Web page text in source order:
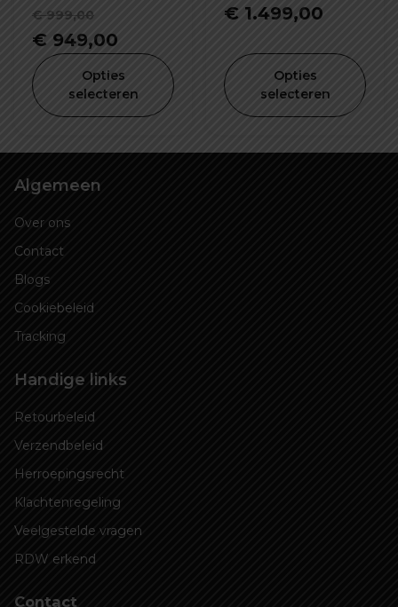
Alarmsysteem,
Voetsteuntjes &
Grotere
Vernieuwde
Display
€999,00
Oorspronkelijke
prijs
was:
€ 999,00.
€ 949,00
is:
€ 949,00.
Opties
selecteren
€ 1.499,00
Opties
selecteren
Algemeen
Over ons
Contact
Blogs
Cookiebeleid
Tracking
Handige links
Retourbeleid
Verzendbeleid
Herroepingsrecht
Klachtenregeling
Veelgestelde vragen
RDW erkend
Contact